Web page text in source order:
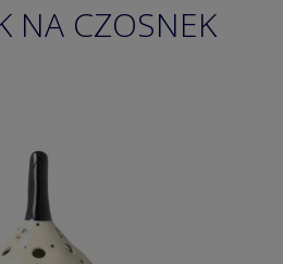
NA CZOSNEK